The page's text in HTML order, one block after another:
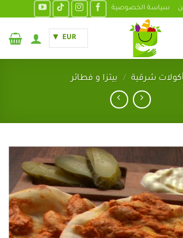
سياسة الخصوصية
EUR
شرقية / بيتزا و فطائر